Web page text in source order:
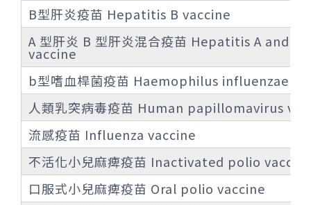
B型肝炎疫苗 Hepatitis B vaccine
A 型肝炎 B 型肝炎混合疫苗 Hepatitis A and
vaccine
b型嗜血桿菌疫苗 Haemophilus influenzae
人類乳突病毒疫苗 Human papillomavirus
流感疫苗 Influenza vaccine
不活化小兒麻痺疫苗 Inactivated polio
口服式小兒麻痺疫苗 Oral polio vaccine